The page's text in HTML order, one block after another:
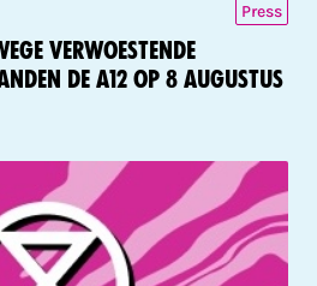
Press
verwoestende
de A12 op 8 augustus